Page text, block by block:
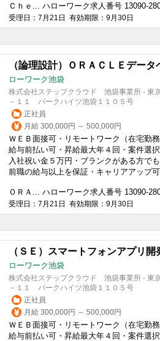
Ｃｈｅ... ハローワーク求人番号 13090-
受理日：7月21日 有効期限：9月30日
（論理設計）ＯＲＡＣＬＥデータ
ローワーク池袋
株式会社ステップクラウド 池袋事業所 - 東
－１１ パークハイツ池袋１１０５号
正社員
月給 300,000円 ～ 500,000円
ＷＥＢ面接可・リモートワーク（在宅勤
給与前払い可・昇給最大年４回・案件選択
入社祝い金５万円・ブランクがある方でも
前職の給与以上を保証・キャリアアップ
ＯＲＡ... ハローワーク求人番号 13090-
受理日：7月21日 有効期限：9月30日
（ＳＥ）スマートフォンアプリ開
ローワーク池袋
株式会社ステップクラウド 池袋事業所 - 東
－１１ パークハイツ池袋１１０５号
正社員
月給 300,000円 ～ 500,000円
ＷＥＢ面接可・リモートワーク（在宅勤
給与前払い可・昇給最大年４回・案件選択